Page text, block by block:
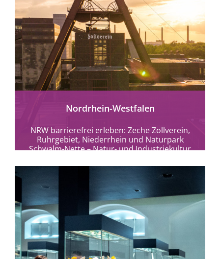
mehr erfahren
Nordrhein-Westfalen
NRW barrierefrei erleben: Zeche Zollverein,
Ruhrgebiet, Niederrhein und Naturpark
Schwalm-Nette – Natur- und Industriekultur